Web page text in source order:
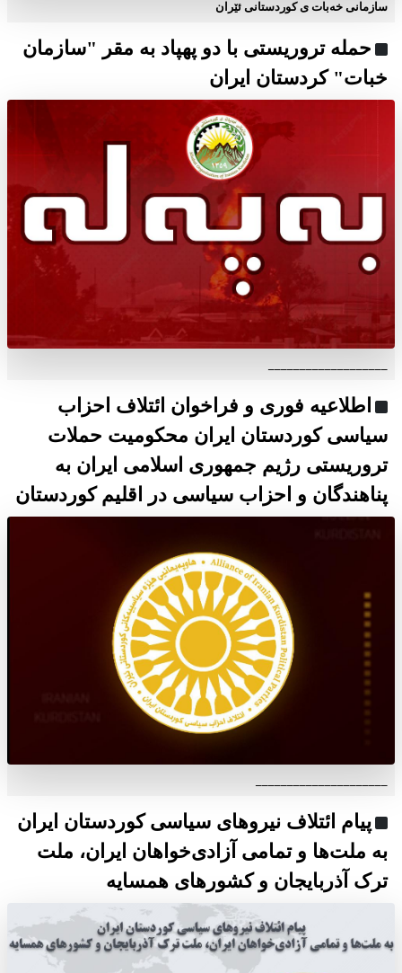
سازمانی خەبات ی كوردستانی ئێران
حمله تروریستی با دو پهپاد به مقر "سازمان
خبات" کردستان ایران
اطلاعیه فوری و فراخوان ائتلاف احزاب
سیاسی کوردستان ایران محکومیت حملات
تروریستی رژیم جمهوری اسلامی ایران به
پناهندگان و احزاب سیاسی در اقلیم کوردستان
پیام ائتلاف نیروهای سیاسی کوردستان ایران
به ملت‌ها و تمامی آزادی‌خواهان ایران، ملت
ترک آذربایجان و کشورهای همسایه